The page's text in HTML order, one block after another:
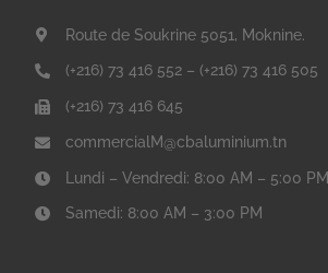
Route de Soukrine 5051, Moknine.
(+216) 73 416 552 – (+216) 73 416 505
(+216) 73 416 645
commercialM@cbaluminium.tn
Lundi – Vendredi: 8:00 AM – 5:00 PM
Samedi: 8:00 AM – 3:00 PM